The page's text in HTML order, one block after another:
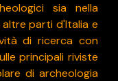
sia nella
altre parti d'Italia e
di ricerca con
principali riviste
di archeologia